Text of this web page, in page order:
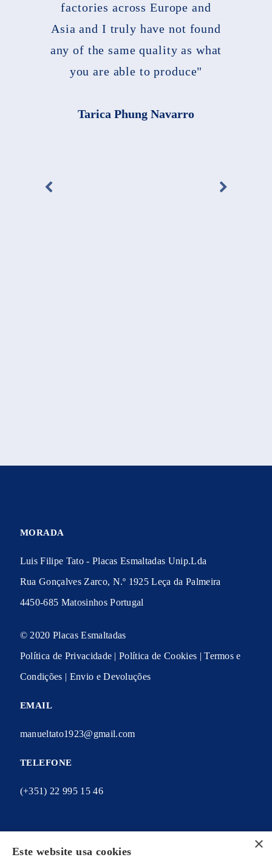
factories across Europe and
Asia and I truly have not found
any of the same quality as what
you are able to produce"
Tarica Phung Navarro
MORADA
Luis Filipe Tato - Placas Esmaltadas Unip.Lda
Rua Gonçalves Zarco, N.º 1925 Leça da Palmeira
4450-685 Matosinhos Portugal
© 2020 Placas Esmaltadas
Política de Privacidade |Política de Cookies |Termos e
Condições | Envio e Devoluções
EMAIL
manueltato1923@gmail.com
TELEFONE
(+351) 22 995 15 46
A MINHA CONTA ×
Este website usa cookies